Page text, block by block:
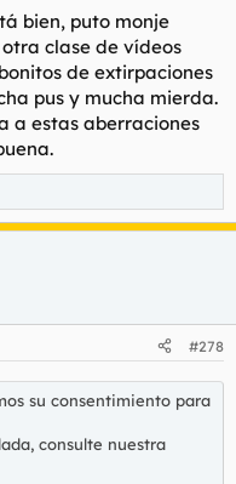
bien, puto monje
clase de vídeos
de extirpaciones
pus y mucha mierda.
a estas aberraciones
#278
su consentimiento para
consulte nuestra